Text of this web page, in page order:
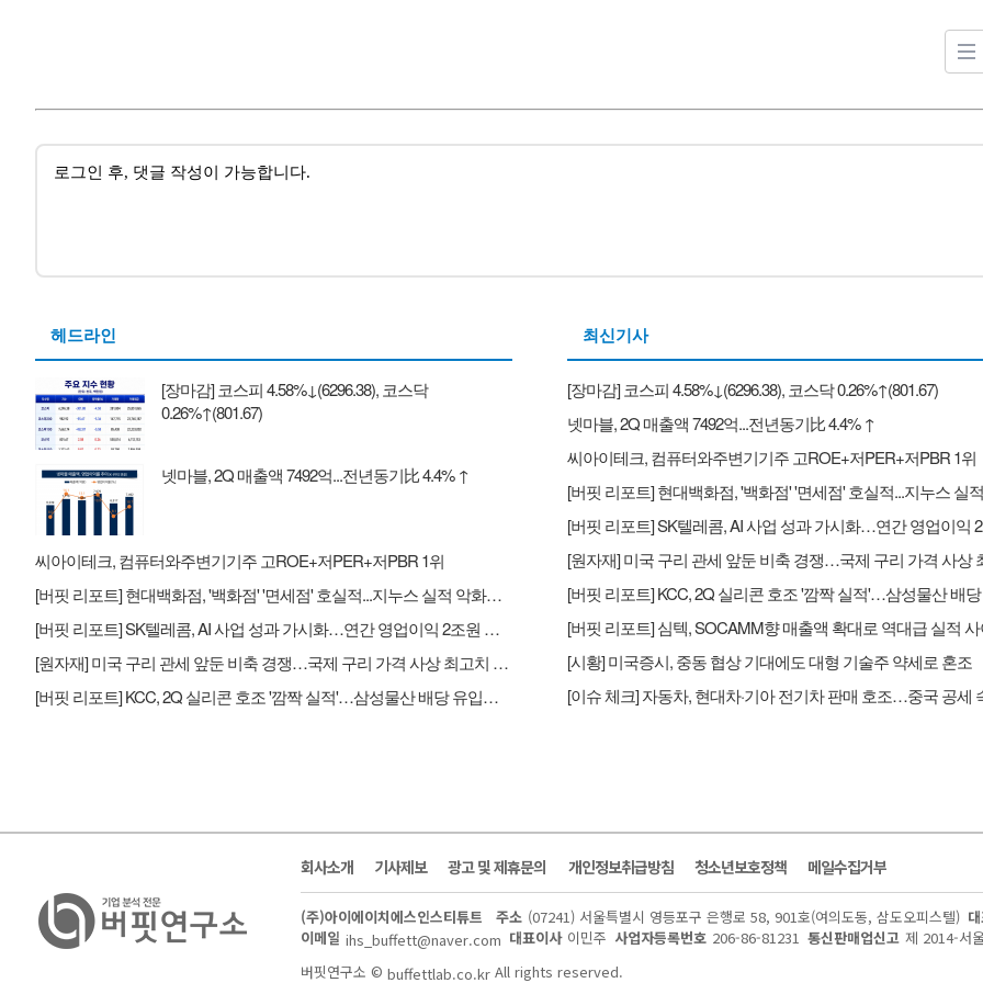
헤드라인
[장마감] 코스피 4.58%↓(6296.38), 코스닥
0.26%↑(801.67)
넷마블, 2Q 매출액 7492억...전년동기比 4.4% ↑
씨아이테크, 컴퓨터와주변기기주 고ROE+저PER+저PBR 1위
[버핏 리포트] 현대백화점, '백화점' '면세점' 호실적...지누스 실적 악화로 컨센 하회 - NH
[버핏 리포트] SK텔레콤, AI 사업 성과 가시화…연간 영업이익 2조원 기대 - 하나
[원자재] 미국 구리 관세 앞둔 비축 경쟁…국제 구리 가격 사상 최고치 경신
[버핏 리포트] KCC, 2Q 실리콘 호조 '깜짝 실적'…삼성물산 배당 유입도 긍정적 - 삼성
최신기사
[장마감] 코스피 4.58%↓(6296.38), 코스닥 0.26%↑(801.67)
넷마블, 2Q 매출액 7492억...전년동기比 4.4% ↑
씨아이테크, 컴퓨터와주변기기주 고ROE+저PER+저PBR 1위
[시황] 미국증시, 중동 협상 기대에도 대형 기술주 약세로 혼조
회사소개 기사제보 광고 및 제휴문의 개인정보취급방침 청소년보호정책 메일수집거부
(주)아이에이치에스인스티튜트 주소 (07241) 서울특별시 영등포구 은행로 58, 901호(여의도동, 삼도오피스텔)
이메일 ihs_buffett@naver.com 대표이사 이민주 사업자등록번호 206-86-81231 통신판매업신고 제 2014-서
버핏연구소 © buffettlab.co.kr All rights reserved.